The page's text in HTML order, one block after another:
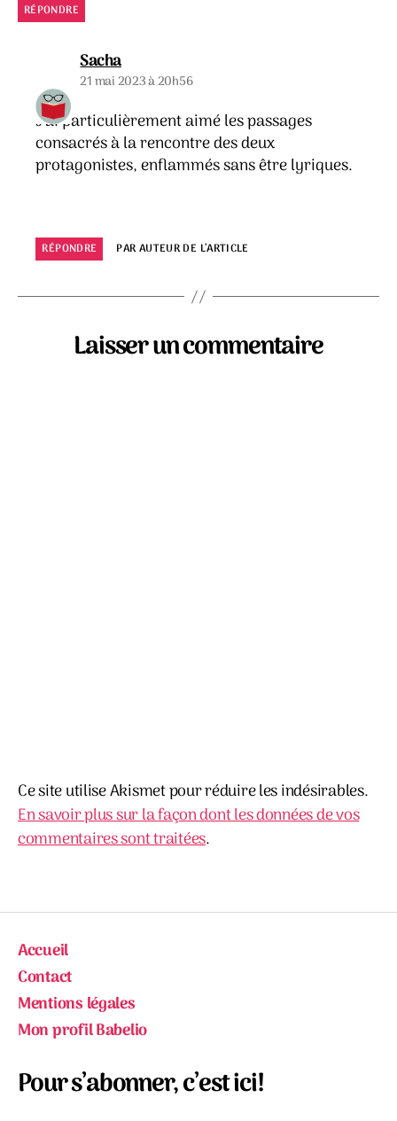
RÉPONDRE
Sachadit :
21 mai 2023 à 20h56
J’ai particulièrement aimé les passages
consacrés à la rencontre des deux
protagonistes, enflammés sans être lyriques.
RÉPONDRE PAR AUTEUR DE L’ARTICLE
Laisser un commentaire
Ce site utilise Akismet pour réduire les indésirables.
En savoir plus sur la façon dont les données de vos
commentaires sont traitées.
Accueil
Contact
Mentions légales
Mon profil Babelio
Pour s’abonner, c’est ici!